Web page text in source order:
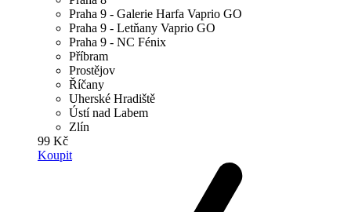
Praha 9 - Galerie Harfa Vaprio GO
Praha 9 - Letňany Vaprio GO
Praha 9 - NC Fénix
Příbram
Prostějov
Říčany
Uherské Hradiště
Ústí nad Labem
Zlín
99 Kč
Koupit